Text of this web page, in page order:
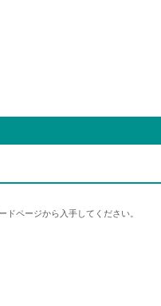
ページから入手してください。